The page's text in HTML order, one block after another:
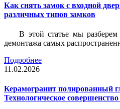
Как снять замок с входной
различных типов замков
В этой статье мы
демонтажа самых
Подробнее
11.02.2026
Керамогранит полированный
Технологическое совершенство